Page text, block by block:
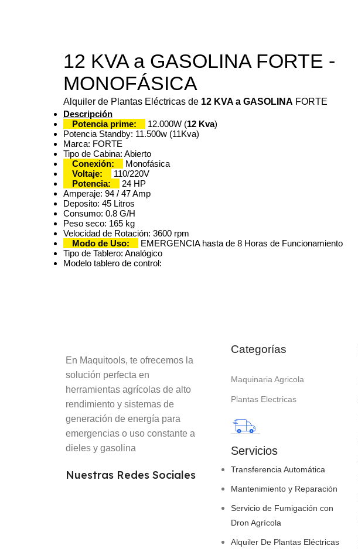
12 KVA a GASOLINA FORTE -
MONOFÁSICA
Alquiler de Plantas Eléctricas de 12 KVA a GASOLINA FORTE
Descripción
Potencia prime:
12.000W (12 Kva)
Potencia Standby: 11.500w (11Kva)
Marca: FORTE
Tipo de Cabina: Abierto
Conexión:
Monofásica
Voltaje:
110/220V
Potencia:
24 HP
Amperaje: 94 / 47 Amp
Deposito: 45 Litros
Consumo: 0.8 G/H
Peso seco: 165 kg
Velocidad de Rotación: 3600 rpm
Modo de Uso:
EMERGENCIA hasta de 8 Horas de Funcionamiento
Tipo de Tablero: Analógico
Modelo tablero de control:
En Maquitools, te ofrecemos la
solución perfecta en
herramientas agrícolas de alto
rendimiento y sistemas de
generación de energía para
emergencias o uso constante a
dieles y gasolina
Nuestras Redes Sociales
Categorías
Maquinaria Agricola
Plantas Electricas
Servicios
Transferencia Automática
Mantenimiento y Reparación
Servicio de Fumigación con
Dron Agrícola
Alquiler De Plantas Eléctricas